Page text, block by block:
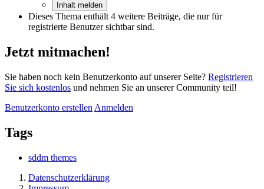
Inhalt melden
Dieses Thema enthält 4 weitere Beiträge, die nur für
registrierte Benutzer sichtbar sind.
Jetzt mitmachen!
Sie haben noch kein Benutzerkonto auf unserer Seite? Registrieren
Sie sich kostenlos und nehmen Sie an unserer Community teil!
Benutzerkonto erstellen Anmelden
Tags
sddm themes
Datenschutzerklärung